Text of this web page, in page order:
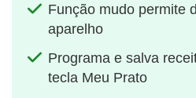
Função mudo permite
aparelho
Programa e salva
tecla Meu Prato